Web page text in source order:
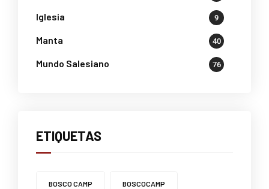
Iglesia 9
Manta 40
Mundo Salesiano 76
ETIQUETAS
BOSCO CAMP BOSCOCAMP